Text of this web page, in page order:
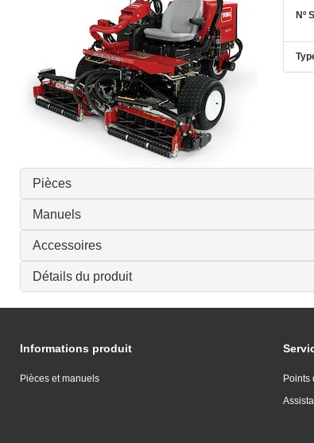
Nº
Pièces
Manuels
Accessoires
Détails du produit
Informations produit
Pièces et manuels
Points